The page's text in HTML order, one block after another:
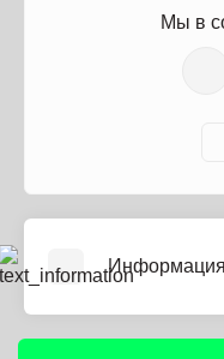
Мы в
Информация